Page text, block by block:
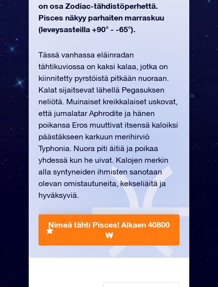
on osa Zodiac-tähdistöperhettä.
Pisces näkyy parhaiten marraskuu
(leveysasteilla +90° - -65°).
Tässä vanhassa eläinradan
tähtikuviossa on kaksi kalaa, jotka on
kiinnitetty pyrstöistä pitkään nuoraan.
Kalat sijaitsevat lähellä Pegasuksen
neliötä. Muinaiset kreikkalaiset uskovat,
että jumalatar Aphrodite ja hänen
poikansa Eros muuttivat itsensä kaloiksi
päästäkseen karkuun merihirviö
Typhonia. Nuora piti äitiä ja poikaa
yhdessä kun he uivat. Kalojen merkin
alla syntyneiden ihmisten sanotaan
olevan omistautuneita, kekseliäitä ja
hyväksyviä.
Nimeä tähti Pisces! Alkaen 40800
₩